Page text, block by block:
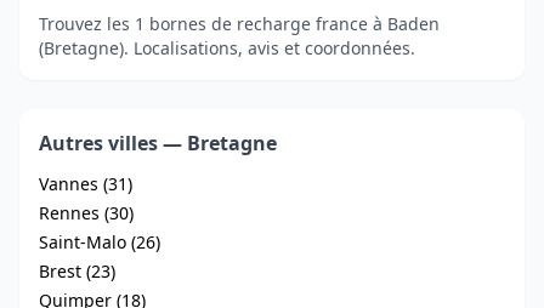
Trouvez les 1 bornes de recharge france à Baden
(Bretagne). Localisations, avis et coordonnées.
Autres villes — Bretagne
Vannes (31)
Rennes (30)
Saint-Malo (26)
Brest (23)
Quimper (18)